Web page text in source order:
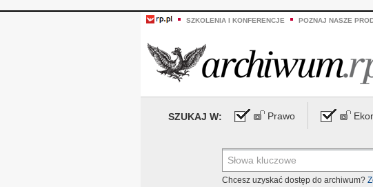
SZKOLENIA I KONFERENCJE POZNAJ NASZE
SZUKAJ W: Prawo
Chcesz uzyskać dostęp do archiwum?